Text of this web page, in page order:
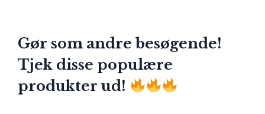
Gør som andre besøgende!
Tjek disse populære
produkter ud!